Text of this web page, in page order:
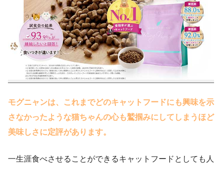
モグニャンは、これまでどのキャットフードにも興味を示
さなかったような猫ちゃんの心も鷲掴みにしてしまうほど
美味しさに定評があります。
一生涯食べさせることができるキャットフードとしても人